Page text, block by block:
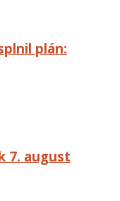
plán:
7. august